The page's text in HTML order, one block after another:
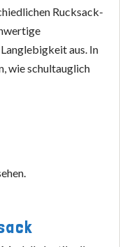
Rucksack-
aus. In
wie schultauglich